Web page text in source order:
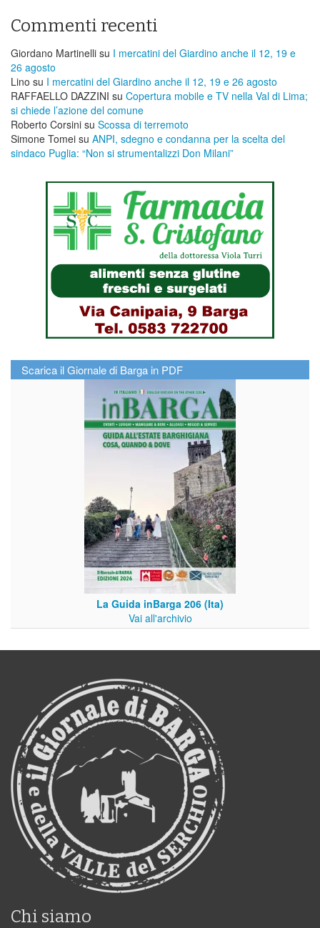
Commenti recenti
Giordano Martinelli su I mercatini del Giardino anche il 12, 19 e
26 agosto
Lino su I mercatini del Giardino anche il 12, 19 e 26 agosto
RAFFAELLO DAZZINI su ​Copertura mobile e TV nella Val di Lima;
si chiede l’azione del comune
Roberto Corsini su Scossa di terremoto
Simone Tomei su ANPI, sdegno e condanna per la scelta del
sindaco Puglia: “Non si strumentalizzi Don Milani”
Scarica il Giornale di Barga in PDF
La Guida inBarga 206 (Ita)
Vai all'archivio
Chi siamo